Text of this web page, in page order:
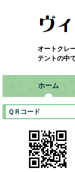
オートクレ
テントの中
ホーム
ＱＲコード